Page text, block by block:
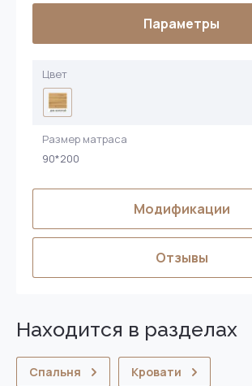
Параметры
Цвет
Размер матраса
90*200
Модификации
Отзывы
Находится в разделах
Спальня Кровати